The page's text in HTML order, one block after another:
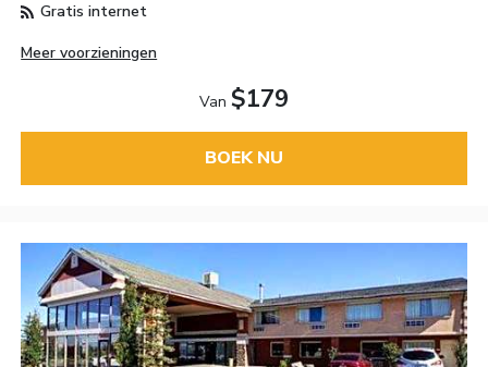
Gratis internet
Meer voorzieningen
Van $179
BOEK NU